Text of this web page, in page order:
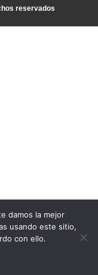
damos la mejor
usando este sitio,
con ello.
reservados